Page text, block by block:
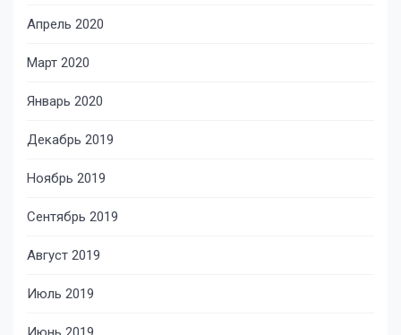
Апрель 2020
Март 2020
Январь 2020
Декабрь 2019
Ноябрь 2019
Сентябрь 2019
Август 2019
Июль 2019